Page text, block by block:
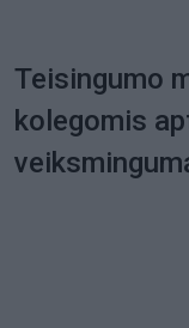
Teisingumo
kolegomis